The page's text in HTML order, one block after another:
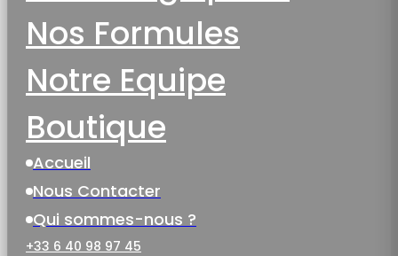
Nos Formules
Notre Equipe
Boutique
Accueil
Nous Contacter
Qui sommes-nous ?
+33 6 40 98 97 45